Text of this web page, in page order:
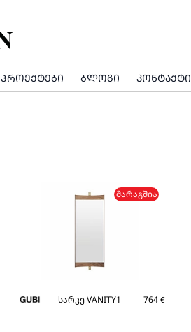
ᲞᲠᲝᲔᲥᲢᲔᲑᲘ ᲑᲚᲝᲒᲘ ᲙᲝᲜᲢᲐᲥᲢᲘ
ᲛᲐᲠᲐᲒᲨᲘᲐ
სარკე VANITY1 764€